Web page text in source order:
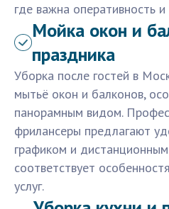
где важна оперативность
Мойка окон и
праздника
Уборка после гостей в
мытьё окон и балконов,
панорамным видом.
фрилансеры предлагают
графиком и
соответствует
услуг.